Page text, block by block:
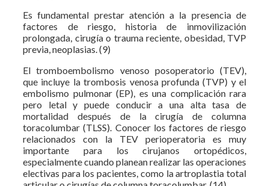
Es fundamental prestar atención a la presencia de
factores de riesgo, historia de inmovilización
prolongada, cirugía o trauma reciente, obesidad, TVP
previa, neoplasias. (9)
El tromboembolismo venoso posoperatorio (TEV),
que incluye la trombosis venosa profunda (TVP) y el
embolismo pulmonar (EP), es una complicación rara
pero letal y puede conducir a una alta tasa de
mortalidad después de la cirugía de columna
toracolumbar (TLSS). Conocer los factores de riesgo
relacionados con la TEV perioperatoria es muy
importante para los cirujanos ortopédicos,
especialmente cuando planean realizar las operaciones
electivas para los pacientes, como la artroplastia total